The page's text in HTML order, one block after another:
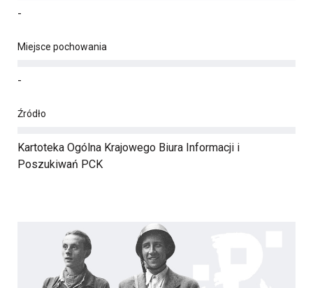
-
Miejsce pochowania
-
Źródło
Kartoteka Ogólna Krajowego Biura Informacji i
Poszukiwań PCK